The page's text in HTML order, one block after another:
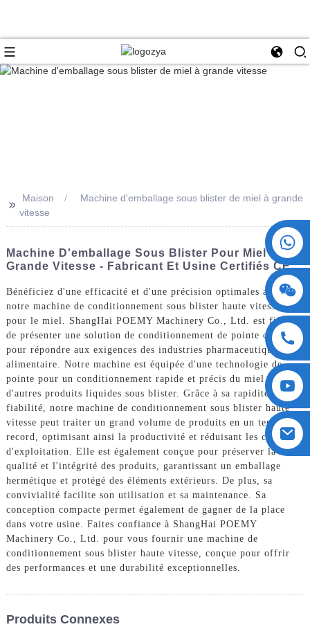
>>
Maison
Machine d'emballage sous blister de miel à grande
vitesse
Machine D'emballage Sous Blister Pour Miel À
Grande Vitesse - Fabricant Et Usine Certifiés CE
Bénéficiez d'une efficacité et d'une précision optimales avec
notre machine de conditionnement sous blister haute vitesse
pour le miel. ShangHai POEMY Machinery Co., Ltd. est fière
de présenter une solution de conditionnement de pointe conçue
pour répondre aux exigences des industries pharmaceutique et
alimentaire. Notre machine est équipée d'une technologie de
pointe pour un conditionnement rapide et précis du miel et
d'autres produits liquides sous blister. Grâce à sa rapidité et sa
fiabilité, notre machine de conditionnement sous blister haute
vitesse peut traiter un grand volume de produits en un temps
record, optimisant ainsi la productivité et réduisant les coûts
d'exploitation. Elle est également conçue pour préserver la
qualité et l'intégrité des produits, garantissant un emballage
hermétique et protégé des éléments extérieurs. De plus, sa
convivialité facilite son utilisation et sa maintenance. Sa
conception compacte permet également de gagner de la place
dans votre usine. Faites confiance à ShangHai POEMY
Machinery Co., Ltd. pour vous fournir une machine de
conditionnement sous blister haute vitesse, conçue pour offrir
des performances et une durabilité exceptionnelles.
Produits Connexes